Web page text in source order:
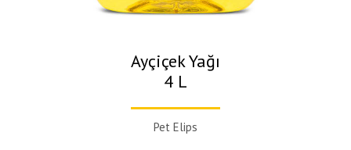
Ayçiçek Yağı
4 L
Pet Elips